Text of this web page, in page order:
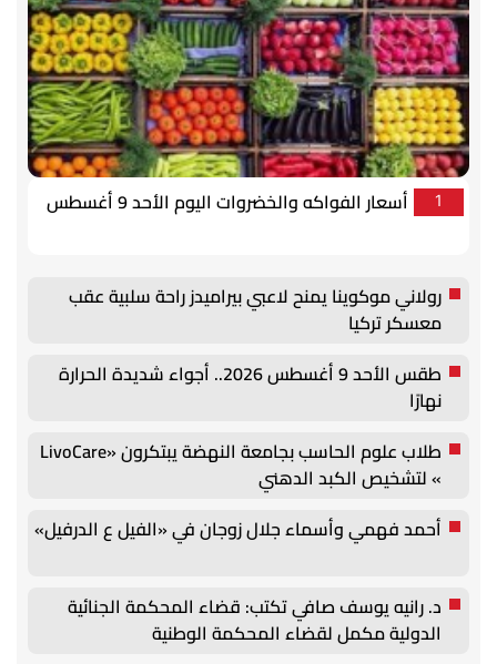
1 أسعار الفواكه والخضروات اليوم الأحد 9 أغسطس
رولاني موكوينا يمنح لاعبي بيراميدز راحة سلبية عقب
معسكر تركيا
طقس الأحد 9 أغسطس 2026.. أجواء شديدة الحرارة
نهارًا
طلاب علوم الحاسب بجامعة النهضة يبتكرون «LivoCare
» لتشخيص الكبد الدهني
أحمد فهمي وأسماء جلال زوجان في «الفيل ع الدرفيل»
د. رانيه يوسف صافي تكتب: قضاء المحكمة الجنائية
الدولية مكمل لقضاء المحكمة الوطنية